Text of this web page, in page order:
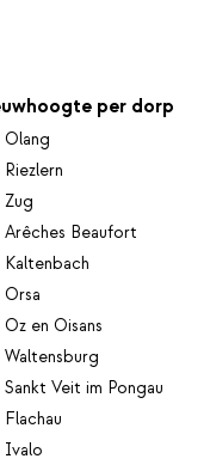
per dorp
Olang
Riezlern
Zug
Arêches Beaufort
Kaltenbach
Orsa
Oz en Oisans
Waltensburg
Sankt Veit im Pongau
Flachau
Ivalo